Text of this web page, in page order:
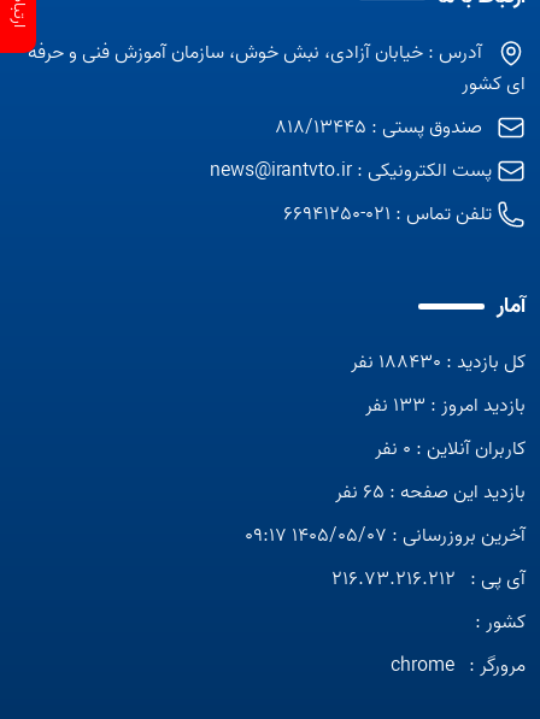
آدرس : خیابان آزادی، نبش خوش، سازمان آموزش فنی و حرفه
ای کشور
صندوق پستی : 818/13445
پست الکترونیکی :news@irantvto.ir
تلفن تماس : 021-66941250
آمار
کل بازدید : 188430 نفر
بازدید امروز : 133 نفر
کاربران آنلاین : 0 نفر
بازدید این صفحه : 65 نفر
آخرین بروزرسانی : 1405/05/07 09:17
آی پی : 216.73.216.212
کشور :
مرورگر : chrome